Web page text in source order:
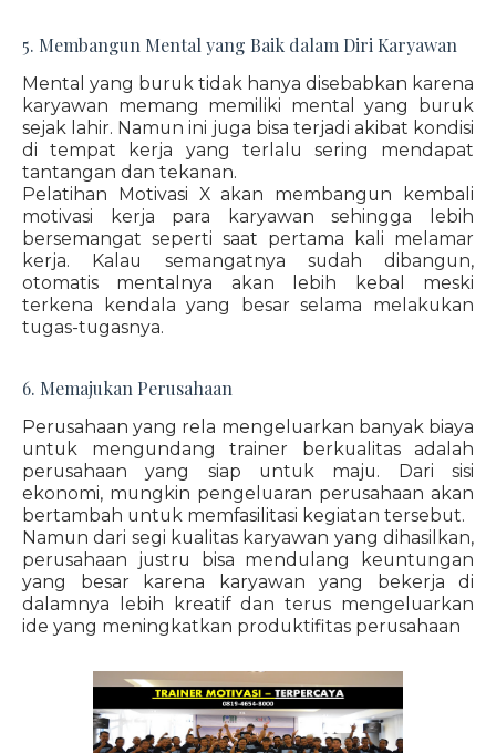
5. Membangun Mental yang Baik dalam Diri Karyawan
Mental yang buruk tidak hanya disebabkan karena
karyawan memang memiliki mental yang buruk
sejak lahir. Namun ini juga bisa terjadi akibat kondisi
di tempat kerja yang terlalu sering mendapat
tantangan dan tekanan.
Pelatihan Motivasi X akan membangun kembali
motivasi kerja para karyawan sehingga lebih
bersemangat seperti saat pertama kali melamar
kerja. Kalau semangatnya sudah dibangun,
otomatis mentalnya akan lebih kebal meski
terkena kendala yang besar selama melakukan
tugas-tugasnya.
6. Memajukan Perusahaan
Perusahaan yang rela mengeluarkan banyak biaya
untuk mengundang trainer berkualitas adalah
perusahaan yang siap untuk maju. Dari sisi
ekonomi, mungkin pengeluaran perusahaan akan
bertambah untuk memfasilitasi kegiatan tersebut.
Namun dari segi kualitas karyawan yang dihasilkan,
perusahaan justru bisa mendulang keuntungan
yang besar karena karyawan yang bekerja di
dalamnya lebih kreatif dan terus mengeluarkan
ide yang meningkatkan produktifitas perusahaan